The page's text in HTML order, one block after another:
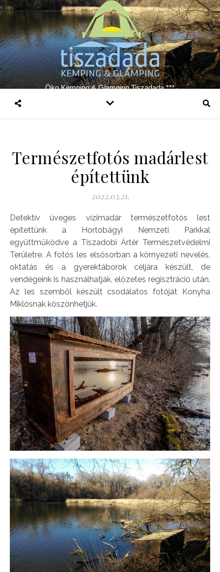
Öko Kemping & Glamping Tiszadada ***
Természetfotós madárlest
építettünk
2022.03.21.
Detektív üveges vízimadár természetfotós lest
építettünk a Hortobágyi Nemzeti Parkkal
együttműködve a Tiszadobi Ártér Természetvédelmi
Területre. A fotós les elsősorban a környezeti nevelés,
oktatás és a gyerektáborok céljára készült, de
vendégeink is használhatják, előzetes regisztráció után.
Az les szemből készült csodálatos fotóját Konyha
Miklósnak köszönhetjük.